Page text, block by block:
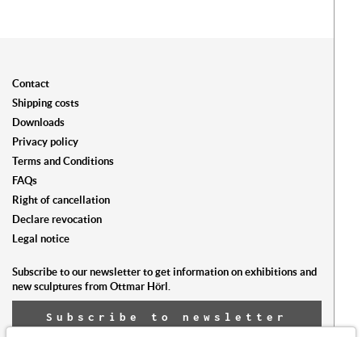
Contact
Shipping costs
Downloads
Privacy policy
Terms and Conditions
FAQs
Right of cancellation
Declare revocation
Legal notice
Subscribe to our newsletter to get information on exhibitions and
new sculptures from Ottmar Hörl.
Subscribe to newsletter
now